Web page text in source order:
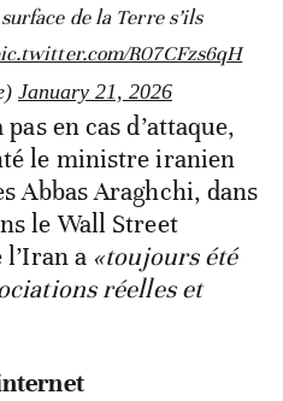
de la Terre s’ils
R07CFzs6qH
January 21, 2026
en cas d’attaque,
le ministre iranien
Abbas Araghchi, dans
le Wall Street
a «toujours été
réelles et